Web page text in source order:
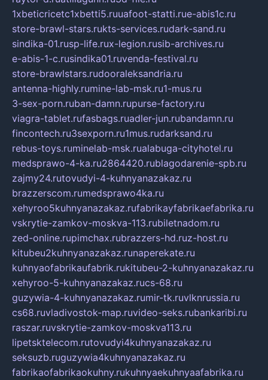
1xbeticricetc1xbetti5.ruuafoot-statti.rue-abis1c.ru
store-brawl-stars.rukts-services.rudark-sand.ru
sindika-01.rusp-life.rux-legion.rusib-archives.ru
e-abis-1-c.rusindika01.ruvenda-festival.ru
store-brawlstars.rudooraleksandria.ru
antenna-highly.rumine-lab-msk.ru1-mus.ru
3-sex-porn.ruban-damn.rupurse-factory.ru
viagra-tablet.rufasbags.ruadler-jun.rubandamn.ru
fincontech.ru3sexporn.ru1mus.rudarksand.ru
rebus-toys.ruminelab-msk.rualabuga-cityhotel.ru
medsprawo-4-ka.ru2864420.rublagodarenie-spb.ru
zajmy24.rutovudyi-4-kuhnyanazakaz.ru
brazzerscom.rumedsprawo4ka.ru
xehyroo5kuhnyanazakaz.rufabrikayfabrikaefabrika.ru
vskrytie-zamkov-moskva-113.rubiletnadom.ru
zed-online.rupimchax.rubrazzers-hd.ruz-host.ru
kitubeu2kuhnyanazakaz.runaperekate.ru
kuhnyaofabrikaufabrik.rukitubeu-2-kuhnyanazakaz.ru
xehyroo-5-kuhnyanazakaz.rucs-68.ru
guzywia-4-kuhnyanazakaz.rumir-tk.ruvlknrussia.ru
cs68.ruvladivostok-map.ruvideo-seks.rubankaribi.ru
raszar.ruvskrytie-zamkov-moskva113.ru
lipetsktelecom.rutovudyi4kuhnyanazakaz.ru
seksuzb.ruguzywia4kuhnyanazakaz.ru
fabrikaofabrikaokuhny.rukuhnyaekuhnyaafabrika.ru